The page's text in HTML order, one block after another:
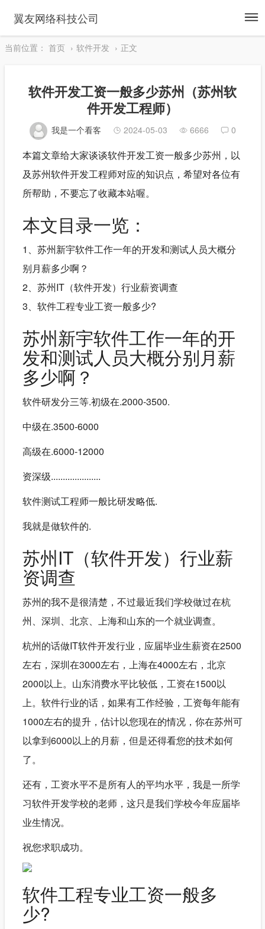
翼友网络科技公司
当前位置： 首页 软件开发 正文
软件开发工资一般多少苏州（苏州软
件开发工程师）
我是一个看客 2024-05-03 6666 0
本篇文章给大家谈谈软件开发工资一般多少苏州，以
及苏州软件开发工程师对应的知识点，希望对各位有
所帮助，不要忘了收藏本站喔。
本文目录一览：
1、苏州新宇软件工作一年的开发和测试人员大概分
别月薪多少啊？
2、苏州IT（软件开发）行业薪资调查
3、软件工程专业工资一般多少?
苏州新宇软件工作一年的开
发和测试人员大概分别月薪
多少啊？
软件研发分三等.初级在.2000-3500.
中级在.3500-6000
高级在.6000-12000
资深级.....................
软件测试工程师一般比研发略低.
我就是做软件的.
苏州IT（软件开发）行业薪
资调查
苏州的我不是很清楚，不过最近我们学校做过在杭
州、深圳、北京、上海和山东的一个就业调查。
杭州的话做IT软件开发行业，应届毕业生薪资在2500
左右，深圳在3000左右，上海在4000左右，北京
2000以上。山东消费水平比较低，工资在1500以
上。软件行业的话，如果有工作经验，工资每年能有
1000左右的提升，估计以您现在的情况，你在苏州可
以拿到6000以上的月薪，但是还得看您的技术如何
了。
还有，工资水平不是所有人的平均水平，我是一所学
习软件开发学校的老师，这只是我们学校今年应届毕
业生情况。
祝您求职成功。
软件工程专业工资一般多
少?